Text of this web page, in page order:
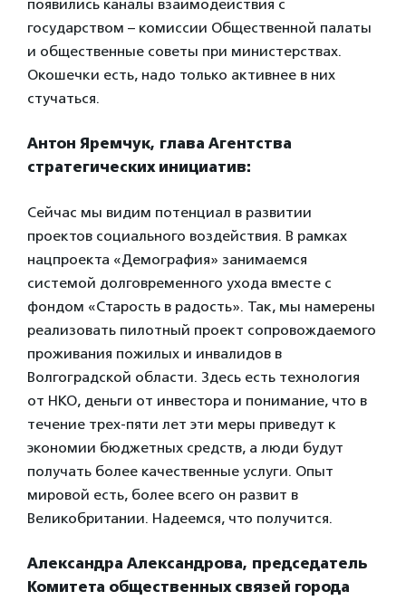
появились каналы взаимодействия с
государством – комиссии Общественной палаты
и общественные советы при министерствах.
Окошечки есть, надо только активнее в них
стучаться.
Антон Яремчук, глава Агентства
стратегических инициатив:
Сейчас мы видим потенциал в развитии
проектов социального воздействия. В рамках
нацпроекта «Демография» занимаемся
системой долговременного ухода вместе с
фондом «Старость в радость». Так, мы намерены
реализовать пилотный проект сопровождаемого
проживания пожилых и инвалидов в
Волгоградской области. Здесь есть технология
от НКО, деньги от инвестора и понимание, что в
течение трех-пяти лет эти меры приведут к
экономии бюджетных средств, а люди будут
получать более качественные услуги. Опыт
мировой есть, более всего он развит в
Великобритании. Надеемся, что получится.
Александра Александрова, председатель
Комитета общественных связей города